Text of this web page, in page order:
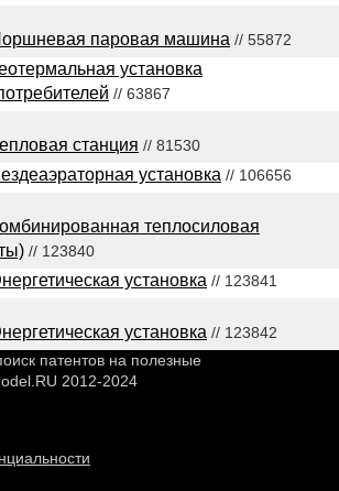
паровая машина // 55872
установка
// 63867
станция // 81530
установка // 106656
теплосиловая
// 123840
установка // 123841
установка // 123842
патентов на полезные
2012-2024